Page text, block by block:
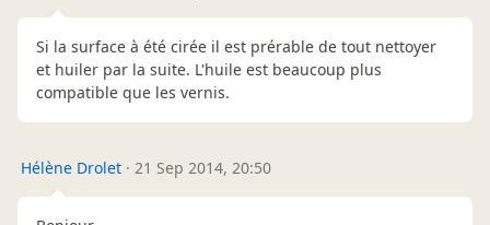
Si la surface à été cirée il est prérable de tout nettoyer
et huiler par la suite. L'huile est beaucoup plus
compatible que les vernis.
Hélène Drolet · 21 Sep 2014, 20:50